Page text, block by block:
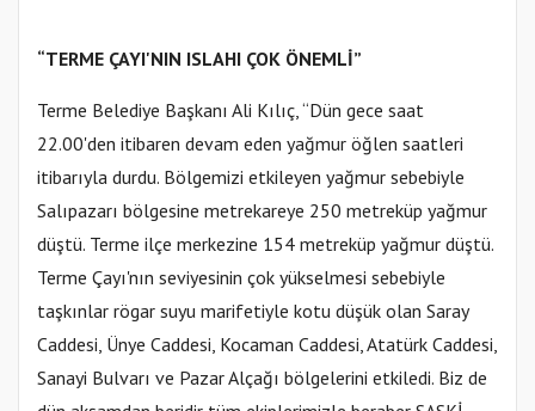
“TERME ÇAYI'NIN ISLAHI ÇOK ÖNEMLİ”
Terme Belediye Başkanı Ali Kılıç, “Dün gece saat
22.00'den itibaren devam eden yağmur öğlen saatleri
itibarıyla durdu. Bölgemizi etkileyen yağmur sebebiyle
Salıpazarı bölgesine metrekareye 250 metreküp yağmur
düştü. Terme ilçe merkezine 154 metreküp yağmur düştü.
Terme Çayı'nın seviyesinin çok yükselmesi sebebiyle
taşkınlar rögar suyu marifetiyle kotu düşük olan Saray
Caddesi, Ünye Caddesi, Kocaman Caddesi, Atatürk Caddesi,
Sanayi Bulvarı ve Pazar Alçağı bölgelerini etkiledi. Biz de